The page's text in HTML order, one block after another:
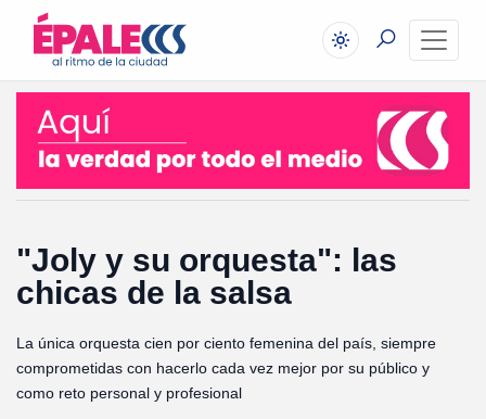
"Joly y su orquesta": las
chicas de la salsa
La única orquesta cien por ciento femenina del país, siempre
comprometidas con hacerlo cada vez mejor por su público y
como reto personal y profesional